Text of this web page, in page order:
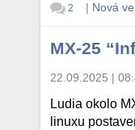
2 | Nová
MX-25
22.09.2025 |
Ludia okolo
linuxu